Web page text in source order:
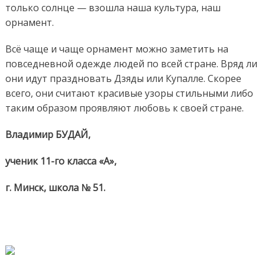
только солнце — взошла наша культура, наш
орнамент.
Всё чаще и чаще орнамент можно заметить на
повседневной одежде людей по всей стране. Вряд ли
они идут праздновать Дзяды или Купалле. Скорее
всего, они считают красивые узоры стильными либо
таким образом проявляют любовь к своей стране.
Владимир БУДАЙ,
ученик 11-го класса «А»,
г. Минск, школа № 51.